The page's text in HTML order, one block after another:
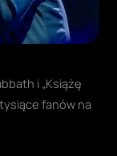
i „Książę
fanów na